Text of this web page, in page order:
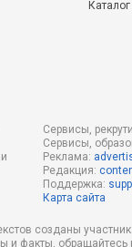
Сервисы,
Сервисы,
Реклама:
Редакция:
Поддержка:
Карта сайта
созданы
и факты,